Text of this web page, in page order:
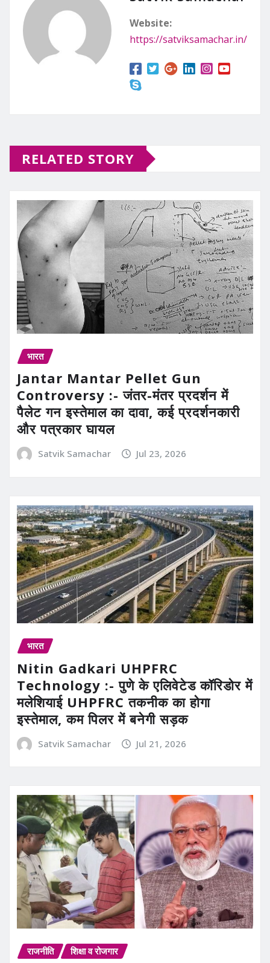
Website:
https://satviksamachar.in/
RELATED STORY
भारत
Jantar Mantar Pellet Gun
Controversy :- जंतर-मंतर प्रदर्शन में
पैलेट गन इस्तेमाल का दावा, कई प्रदर्शनकारी
और पत्रकार घायल
Satvik Samachar Jul 23, 2026
भारत
Nitin Gadkari UHPFRC
Technology :- पुणे के एलिवेटेड कॉरिडोर में
मलेशियाई UHPFRC तकनीक का होगा
इस्तेमाल, कम पिलर में बनेगी सड़क
Satvik Samachar Jul 21, 2026
राजनीति शिक्षा व रोजगार